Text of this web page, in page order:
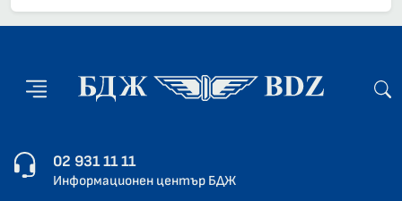
02 931 11 11
Информационен център БДЖ